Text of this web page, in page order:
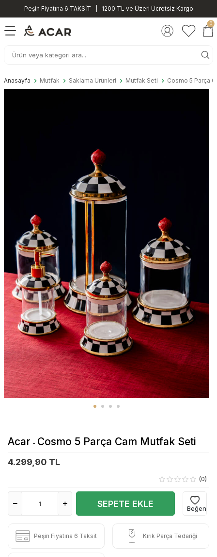
Peşin Fiyatına 6 TAKSİT | 1200 TL ve Üzeri Ücretsiz Kargo
0
Anasayfa Mutfak Saklama Ürünleri Mutfak Seti Cosmo 5 Parça
Acar - Cosmo 5 Parça Cam Mutfak Seti
4.299,90 TL
(0)
SEPETE EKLE Beğen
Peşin Fiyatına 6 Taksit Kırık Parça Tedariği